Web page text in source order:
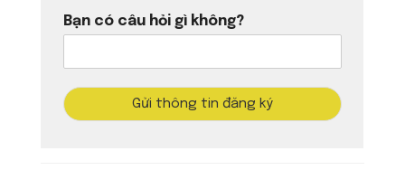
Bạn có câu hỏi gì không?
Gửi thông tin đăng ký